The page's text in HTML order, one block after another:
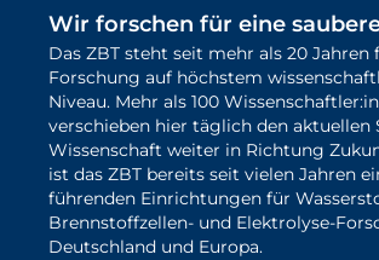
Wir forschen für eine
Das ZBT steht seit mehr als 20 Jahren
Forschung auf höchstem
Niveau. Mehr als 100
verschieben hier täglich den aktuellen
Wissenschaft weiter in Richtung
ist das ZBT bereits seit vielen Jahren
führenden Einrichtungen für
Brennstoffzellen- und Elektrolyse-
Deutschland und Europa.